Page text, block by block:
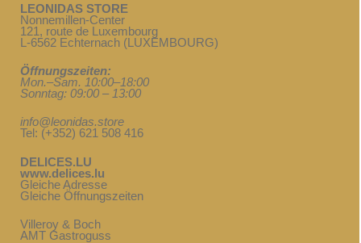
LEONIDAS STORE
Nonnemillen-Center
121, route de Luxembourg
L-6562 Echternach (LUXEMBOURG)
Öffnungszeiten:
Mon.–Sam. 10:00–18:00
Sonntag: 09:00 – 13:00
info@leonidas.store
Tel: (+352) 621 508 416
DELICES.LU
www.delices.lu
Gleiche Adresse
Gleiche Öffnungszeiten
Villeroy & Boch
AMT Gastroguss